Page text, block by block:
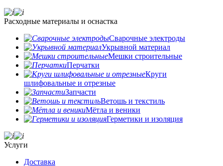
Расходные материалы и оснастка
Сварочные электроды
Укрывной материал
Мешки строительные
Перчатки
Круги
шлифовальные и отрезные
Запчасти
Ветошь и текстиль
Мётла и веники
Герметики и изоляция
Услуги
Доставка